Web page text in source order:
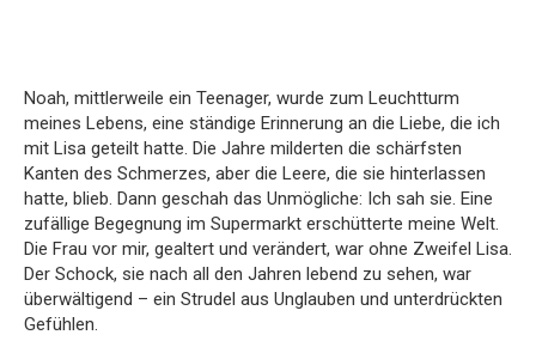
Noah, mittlerweile ein Teenager, wurde zum Leuchtturm
meines Lebens, eine ständige Erinnerung an die Liebe, die ich
mit Lisa geteilt hatte. Die Jahre milderten die schärfsten
Kanten des Schmerzes, aber die Leere, die sie hinterlassen
hatte, blieb. Dann geschah das Unmögliche: Ich sah sie. Eine
zufällige Begegnung im Supermarkt erschütterte meine Welt.
Die Frau vor mir, gealtert und verändert, war ohne Zweifel Lisa.
Der Schock, sie nach all den Jahren lebend zu sehen, war
überwältigend – ein Strudel aus Unglauben und unterdrückten
Gefühlen.